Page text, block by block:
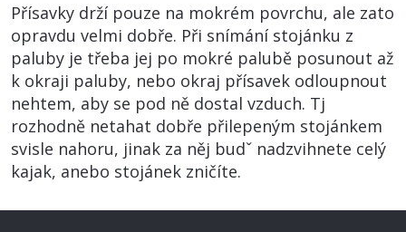
Přísavky drží pouze na mokrém povrchu, ale zato
opravdu velmi dobře. Při snímání stojánku z
paluby je třeba jej po mokré palubě posunout až
k okraji paluby, nebo okraj přísavek odloupnout
nehtem, aby se pod ně dostal vzduch. Tj
rozhodně netahat dobře přilepeným stojánkem
svisle nahoru, jinak za něj budˇ nadzvihnete celý
kajak, anebo stojánek zničíte.